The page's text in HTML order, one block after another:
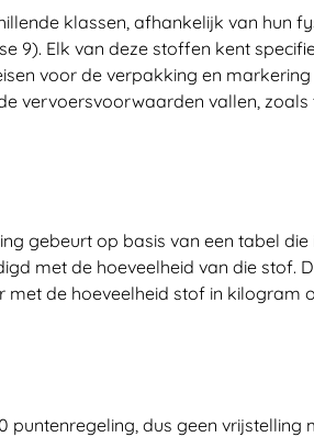
klassen, afhankelijk van hun
9). Elk van deze stoffen kent
voor de verpakking en
vervoersvoorwaarden vallen,
gebeurt op basis van een tabel
met de hoeveelheid van die stof.
de hoeveelheid stof in kilogram
puntenregeling, dus geen vrijstelling